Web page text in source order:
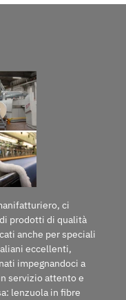
ci
prodotti di qualità
anche per speciali
eccellenti,
impegnandoci a
servizio attento e
lenzuola in fibre